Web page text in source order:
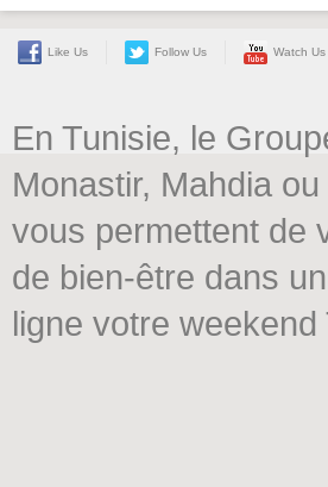
Like Us Follow Us Watch Us
En Tunisie, le
Monastir, Mahdia
vous permettent de
de bien-être dans
ligne votre